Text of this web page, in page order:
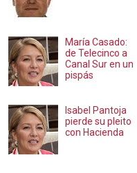
María Casado:
de Telecinco a
Canal Sur en un
pispás
Isabel Pantoja
pierde su pleito
con Hacienda